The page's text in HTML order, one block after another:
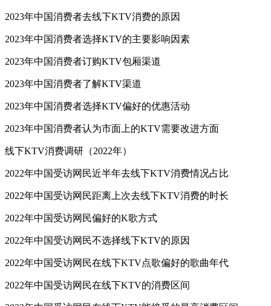
2023年中国消费者去线下KTV消费的原因
2023年中国消费者选择KTV的主要影响因素
2023年中国消费者订购KTV包厢渠道
2023年中国消费者了解KTV渠道
2023年中国消费者选择KTV偏好的优惠活动
2023年中国消费者认为市面上的KTV需要改进方面
线下KTV消费调研（2022年）
2022年中国受访网民近半年去线下KTV消费情况占比
2022年中国受访网民距离上次去线下KTV消费的时长
2022年中国受访网民偏好的K歌方式
2022年中国受访网民不选择线下KTV的原因
2022年中国受访网民在线下KTV点歌偏好的歌曲年代
2022年中国受访网民在线下KTV的消费区间